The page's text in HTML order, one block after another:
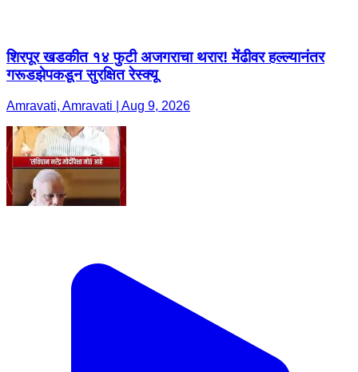
शिरपूर खडकीत १४ फुटी अजगराचा थरार! मेंढीवर हल्ल्यानंतर
गरूडझेपकडून सुरक्षित रेस्क्यू
Amravati, Amravati | Aug 9, 2026